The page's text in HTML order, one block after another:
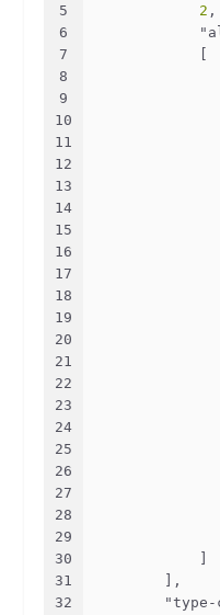
5
6
7
8
9
10
11
12
13
14
15
16
17
18
19
20
21
22
23
24
25
26
27
28
29
30
31
32
2 ,
        ],
"type-